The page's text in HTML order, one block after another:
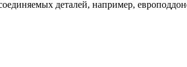
деталей, например,